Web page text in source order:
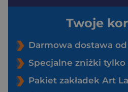
Twoje
Darmowa dostawa od
Specjalne zniżki
Pakiet zakładek Art